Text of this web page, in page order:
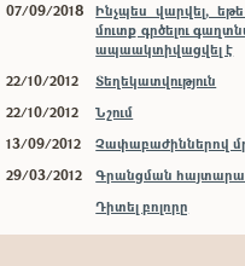
07/09/2018
Ինչպես վարվել,
մուտք գրծելու
ապաակտիվացվել է
22/10/2012
Տեղեկատվություն
22/10/2012
Նշում
13/09/2012
Չափաբաժիններով
29/03/2012
Գրանցման
Դիտել բոլորը